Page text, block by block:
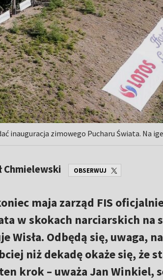
inauguracja zimowego Pucharu Świata. Na
Chmielewski OBSERWUJ
maja zarząd FIS
w skokach narciarskich na
Wisła. Odbędą się, uwaga,
niż dekadę okaże się, że
krok – uważa Jan Winkiel,